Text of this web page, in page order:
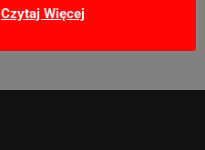
Czytaj Więcej